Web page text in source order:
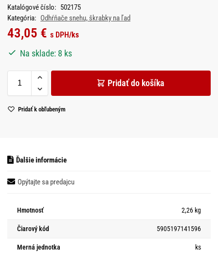
Katalógové číslo: 502175
Kategória: Odhŕňače snehu, škrabky na ľad
43,05 € s DPH/ks
Na sklade: 8 ks
Pridať do košíka
Pridať k obľubeným
Ďalšie informácie
Opýtajte sa predajcu
Hmotnosť 2,26 kg
Čiarový kód 5905197141596
Merná jednotka ks